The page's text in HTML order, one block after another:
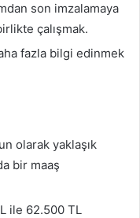
son imzalamaya
çalışmak.
fazla bilgi edinmek
olarak yaklaşık
bir maaş
ile 62.500 TL